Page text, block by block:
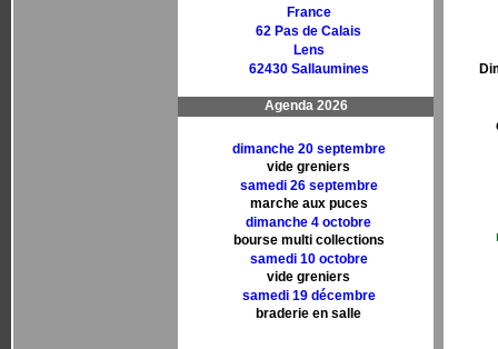
France
62 Pas de Calais
Lens
62430 Sallaumines
Agenda 2026
dimanche 20 septembre
vide greniers
samedi 26 septembre
marche aux puces
dimanche 4 octobre
bourse multi collections
samedi 10 octobre
vide greniers
samedi 19 décembre
braderie en salle